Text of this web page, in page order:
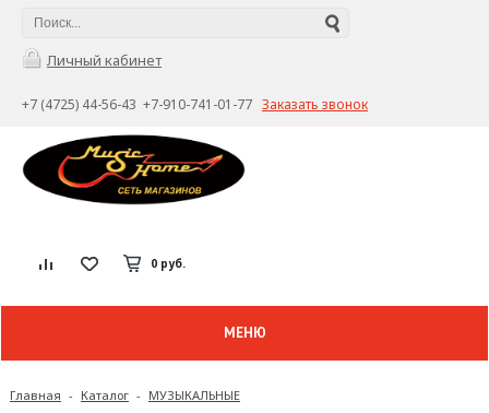
Личный кабинет
+7 (4725) 44-56-43 +7-910-741-01-77 Заказать звонок
0 руб.
МЕНЮ
Главная - Каталог - МУЗЫКАЛЬНЫЕ